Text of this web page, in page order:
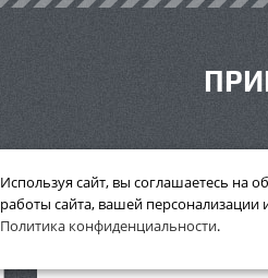
Масло Stihl HP, 1 л с
Используя сайт, вы соглашаетесь на
работы сайта, вашей персонализации
Политика конфиденциальности.